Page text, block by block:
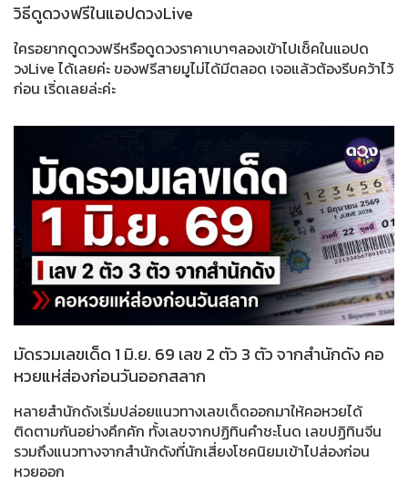
วิธีดูดวงฟรีในแอปดวงLive
ใครอยากดูดวงฟรีหรือดูดวงราคาเบาๆลองเข้าไปเช็คในแอปด
วงLive ได้เลยค่ะ ของฟรีสายมูไม่ได้มีตลอด เจอแล้วต้องรีบคว้าไว้
ก่อน เริ่ดเลยล่ะค่ะ
มัดรวมเลขเด็ด 1 มิ.ย. 69 เลข 2 ตัว 3 ตัว จากสำนักดัง คอ
หวยแห่ส่องก่อนวันออกสลาก
หลายสำนักดังเริ่มปล่อยแนวทางเลขเด็ดออกมาให้คอหวยได้
ติดตามกันอย่างคึกคัก ทั้งเลขจากปฏิทินคำชะโนด เลขปฏิทินจีน
รวมถึงแนวทางจากสำนักดังที่นักเสี่ยงโชคนิยมเข้าไปส่องก่อน
หวยออก